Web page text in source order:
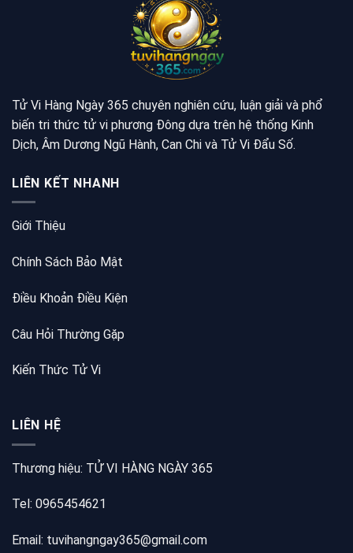
Tử Vi Hàng Ngày 365 chuyên nghiên cứu, luận giải và phổ
biến tri thức tử vi phương Đông dựa trên hệ thống Kinh
Dịch, Âm Dương Ngũ Hành, Can Chi và Tử Vi Đẩu Số.
LIÊN KẾT NHANH
Giới Thiệu
Chính Sách Bảo Mật
Điều Khoản Điều Kiện
Câu Hỏi Thường Gặp
Kiến Thức Tử Vi
LIÊN HỆ
Thương hiệu: TỬ VI HÀNG NGÀY 365
Tel: 0965454621
Email: tuvihangngay365@gmail.com